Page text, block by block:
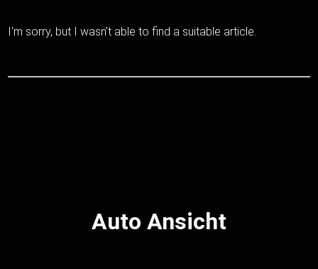
I'm sorry, but I wasn't able to find a suitable article.
Auto Ansicht